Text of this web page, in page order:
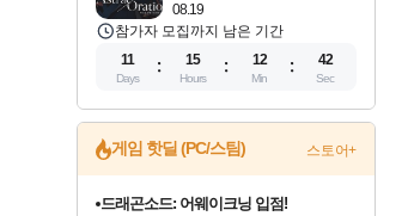
08.19
참가자 모집까지 남은 기간
11
Days
15
Hours
12
Min
41
Sec
게임 핫딜 (PC/스팀) 스토어+
드래곤소드: 어웨이크닝 입점!
스팀으로 만나는 드래곤소드!
문명 7 특별 할인!